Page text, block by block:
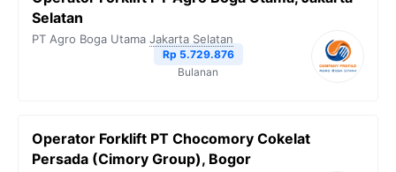
Selatan
PT Agro Boga Utama Jakarta Selatan
Rp 5.729.876
Bulanan
Operator Forklift PT Chocomory Cokelat
Persada (Cimory Group), Bogor